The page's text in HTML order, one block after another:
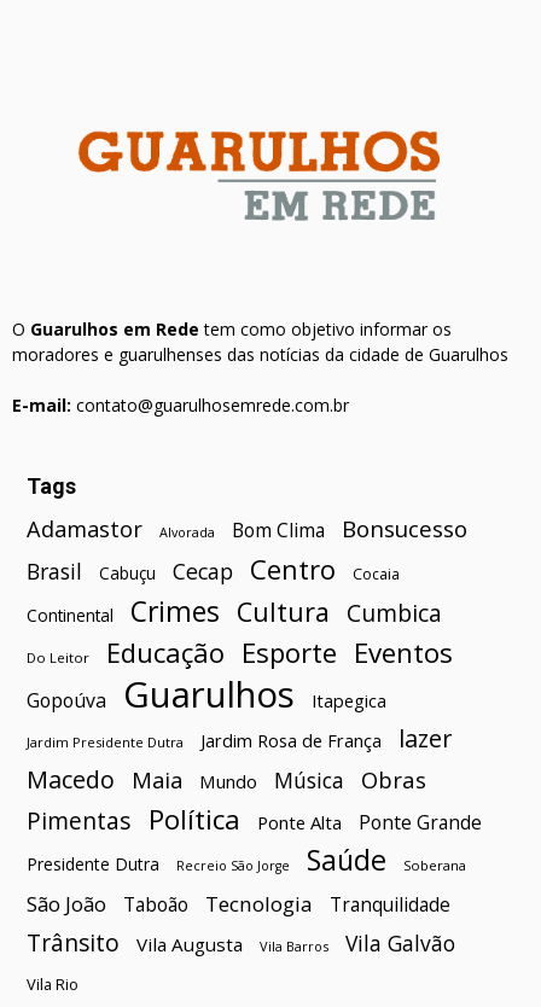
O Guarulhos em Rede tem como objetivo informar os
moradores e guarulhenses das notícias da cidade de Guarulhos
E-mail: contato@guarulhosemrede.com.br
Tags
Adamastor Alvorada Bom Clima Bonsucesso
Brasil Cabuçu Cecap Centro Cocaia
Continental Crimes Cultura Cumbica
Do Leitor Educação Esporte Eventos
Gopoúva Guarulhos Itapegica
Jardim Presidente Dutra Jardim Rosa de França
lazer
Macedo
Maia Mundo Música Obras
Pimentas Política Ponte Alta Ponte Grande
Presidente Dutra Recreio São Jorge Saúde Soberana
São João Taboão Tecnologia Tranquilidade
Trânsito Vila Augusta Vila Barros Vila Galvão
Vila Rio